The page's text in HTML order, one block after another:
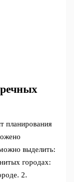
планирования
выделить:
городах:
2.